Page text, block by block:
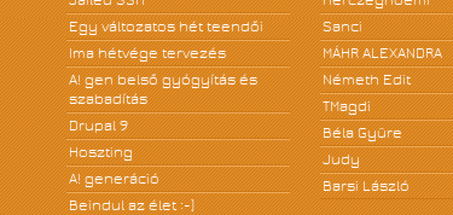
Egy változatos hét teendői
Ima hétvége tervezés
A! gen belső gyógyítás és
szabadítás
Drupal 9
Hoszting
A! generáció
Beindul az élet :-)
Sanci
MÁHR ALEXANDRA
Németh Edit
TMagdi
Béla Gyüre
Judy
Barsi László